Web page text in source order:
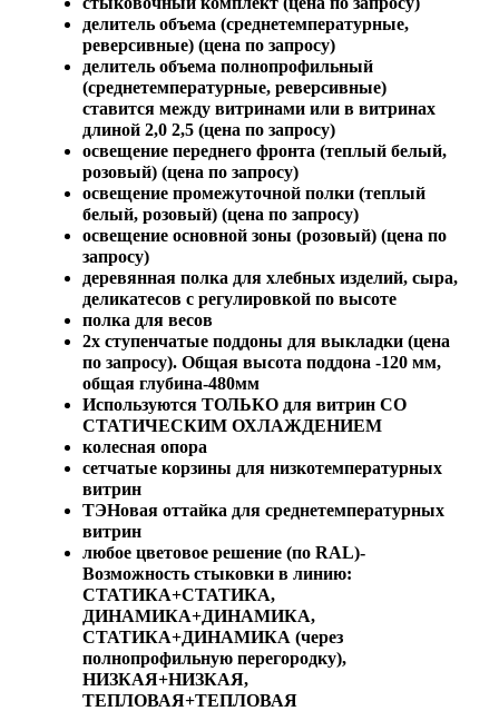
делитель объема (среднетемпературные,
реверсивные) (цена по запросу)
делитель объема полнопрофильный
(среднетемпературные, реверсивные)
ставится между витринами или в витринах
длиной 2,0 2,5 (цена по запросу)
освещение переднего фронта (теплый белый,
розовый) (цена по запросу)
освещение промежуточной полки (теплый
белый, розовый) (цена по запросу)
освещение основной зоны (розовый) (цена по
запросу)
деревянная полка для хлебных изделий, сыра,
деликатесов с регулировкой по высоте
полка для весов
2х ступенчатые поддоны для выкладки (цена
по запросу). Общая высота поддона -120 мм,
общая глубина-480мм
Используются ТОЛЬКО для витрин СО
СТАТИЧЕСКИМ ОХЛАЖДЕНИЕМ
колесная опора
сетчатые корзины для низкотемпературных
витрин
ТЭНовая оттайка для среднетемпературных
витрин
любое цветовое решение (по RAL)-
Возможность стыковки в линию:
СТАТИКА+СТАТИКА,
ДИНАМИКА+ДИНАМИКА,
СТАТИКА+ДИНАМИКА (через
полнопрофильную перегородку),
НИЗКАЯ+НИЗКАЯ,
ТЕПЛОВАЯ+ТЕПЛОВАЯ